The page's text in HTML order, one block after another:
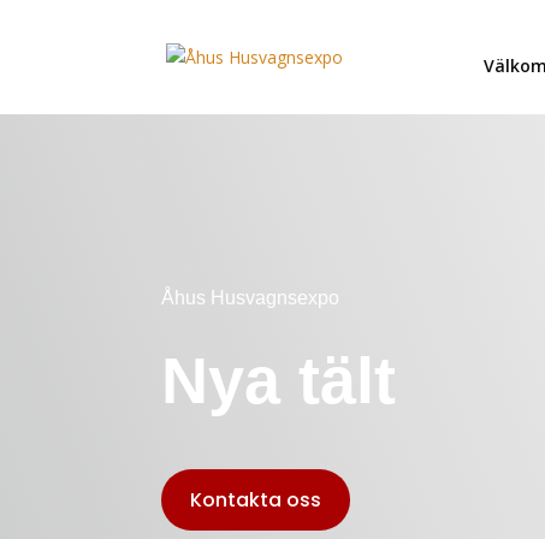
Åhus Husvagnsexpo
Nya tält
Kontakta oss